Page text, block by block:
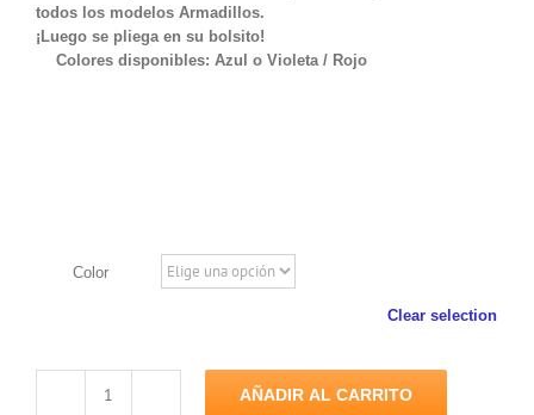
todos los modelos Armadillos.
¡Luego se pliega en su bolsito!
Colores disponibles: Azul o Violeta / Rojo
Color
Clear selection
Túnel
AÑADIR AL CARRITO